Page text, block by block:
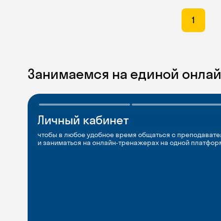
1
Занимаемся на единой
Личный кабинет
чтобы в любое удобное время общаться с
и заниматься на онлайн-тренажерах на одной
Мобильное
приложение
чтобы заниматься и изучать новые слова где и когда
Разговорные клубы
и Talks
Групповые занятия для разговорной практики и